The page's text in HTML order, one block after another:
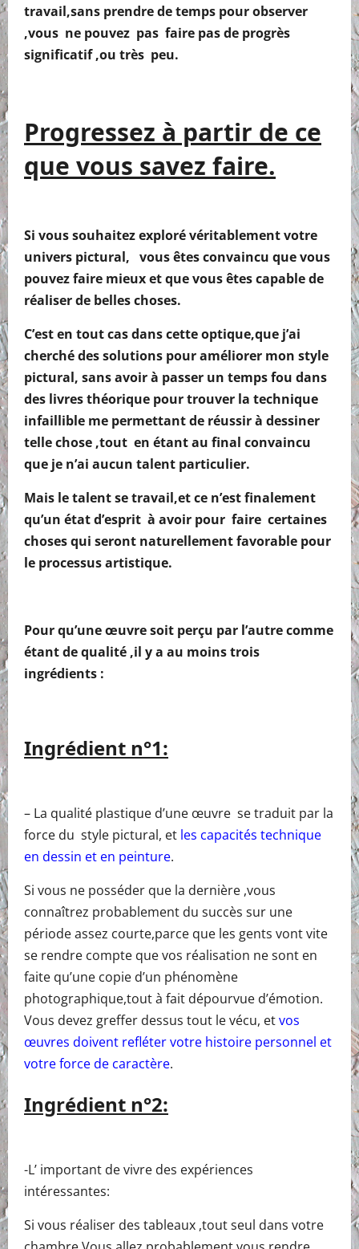
travail,sans prendre de temps pour observer
,vous ne pouvez pas faire pas de progrès
significatif ,ou très peu.
Progressez à partir de ce
que vous savez faire.
Si vous souhaitez exploré véritablement votre
univers pictural, vous êtes convaincu que vous
pouvez faire mieux et que vous êtes capable de
réaliser de belles choses.
C’est en tout cas dans cette optique,que j’ai
cherché des solutions pour améliorer mon style
pictural, sans avoir à passer un temps fou dans
des livres théorique pour trouver la technique
infaillible me permettant de réussir à dessiner
telle chose ,tout en étant au final convaincu
que je n’ai aucun talent particulier.
Mais le talent se travail,et ce n’est finalement
qu’un état d’esprit à avoir pour faire certaines
choses qui seront naturellement favorable pour
le processus artistique.
Pour qu’une œuvre soit perçu par l’autre comme
étant de qualité ,il y a au moins trois
ingrédients :
Ingrédient n°1:
– La qualité plastique d’une œuvre se traduit par la
force du style pictural, et les capacités technique
en dessin et en peinture.
Si vous ne posséder que la dernière ,vous
connaîtrez probablement du succès sur une
période assez courte,parce que les gents vont vite
se rendre compte que vos réalisation ne sont en
faite qu’une copie d’un phénomène
photographique,tout à fait dépourvue d’émotion.
Vous devez greffer dessus tout le vécu, etvos
œuvres doivent refléter votre histoire personnel et
votre force de caractère.
Ingrédient n°2:
-L’ important de vivre des expériences
intéressantes:
Si vous réaliser des tableaux ,tout seul dans votre